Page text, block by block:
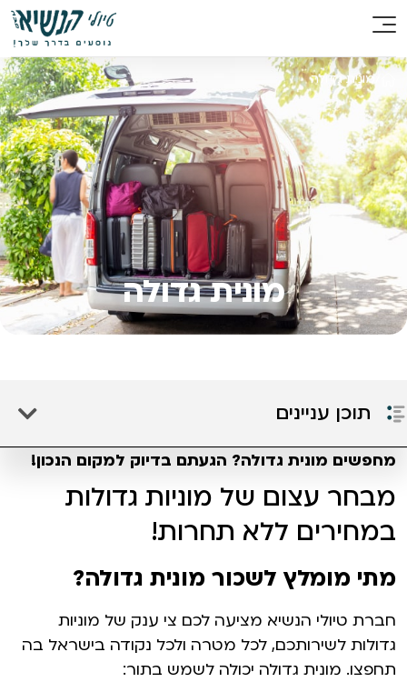
/מונית גדולה
מונית גדולה
תוכן עניינים
מחפשים מונית גדולה? הגעתם בדיוק למקום הנכון!
מבחר עצום של מוניות גדולות
במחירים ללא תחרות!
מתי מומלץ לשכור מונית גדולה?
חברת טיולי הנשיא מציעה לכם צי ענק של מוניות
גדולות לשירותכם, לכל מטרה ולכל נקודה בישראל בה
תחפצו. מונית גדולה יכולה לשמש בתור: